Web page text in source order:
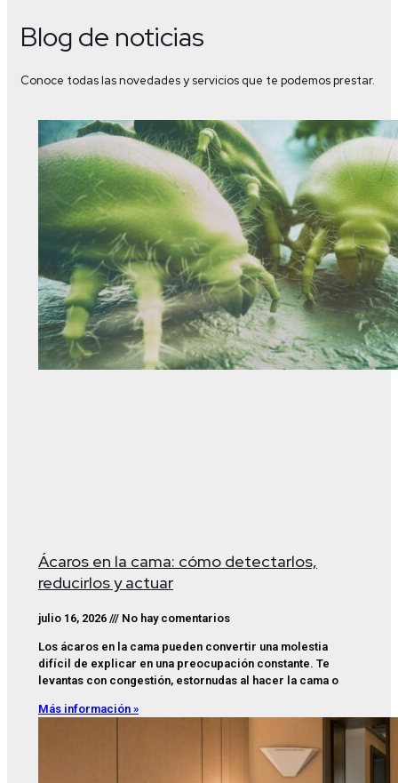
Blog de noticias
Conoce todas las novedades y servicios que te podemos prestar.
Ácaros en la cama: cómo detectarlos,
reducirlos y actuar
julio 16, 2026 No hay comentarios
Los ácaros en la cama pueden convertir una molestia
difícil de explicar en una preocupación constante. Te
levantas con congestión, estornudas al hacer la cama o
Más información »